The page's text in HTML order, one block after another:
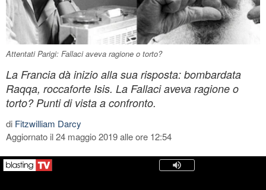
Attentati Parigi: Fallaci aveva ragione o torto?
La Francia dà inizio alla sua risposta: bombardata
Raqqa, roccaforte Isis. La Fallaci aveva ragione o
torto? Punti di vista a confronto.
di Fitzwilliam Darcy
Aggiornato il 24 maggio 2019 alle ore 12:54